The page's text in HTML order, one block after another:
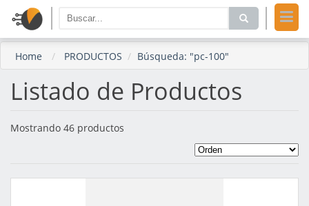
Home PRODUCTOS Búsqueda: "pc-100"
Listado de Productos
Mostrando 46 productos